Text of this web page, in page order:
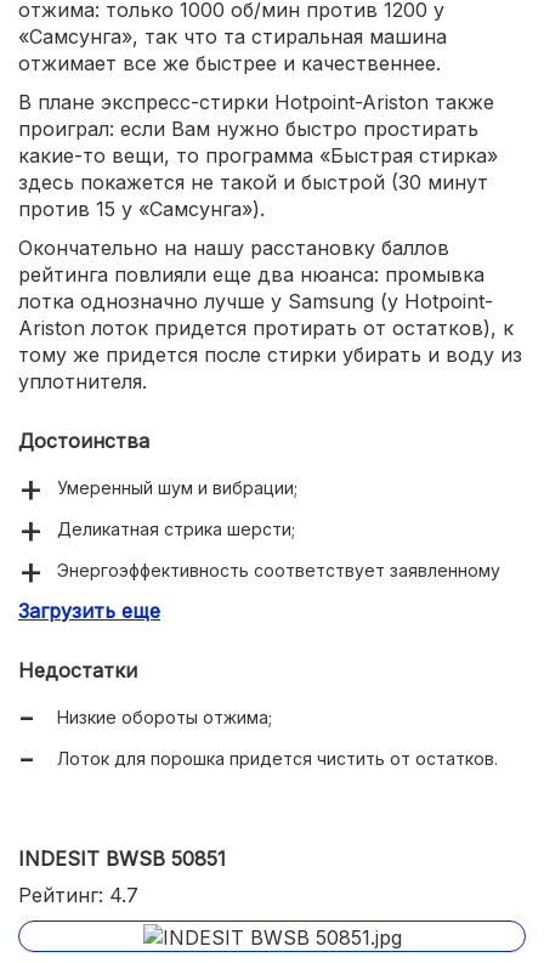
отжима: только 1000 об/мин против 1200 у
«Самсунга», так что та стиральная машина
отжимает все же быстрее и качественнее.
В плане экспресс-стирки Hotpoint-Ariston также
проиграл: если Вам нужно быстро простирать
какие-то вещи, то программа «Быстрая стирка»
здесь покажется не такой и быстрой (30 минут
против 15 у «Самсунга»).
Окончательно на нашу расстановку баллов
рейтинга повлияли еще два нюанса: промывка
лотка однозначно лучше у Samsung (у Hotpoint-
Ariston лоток придется протирать от остатков), к
тому же придется после стирки убирать и воду из
уплотнителя.
Достоинства
Умеренный шум и вибрации;
Деликатная стрика шерсти;
Энергоэффективность соответствует заявленному
Загрузить еще
Недостатки
Низкие обороты отжима;
Лоток для порошка придется чистить от остатков.
INDESIT BWSB 50851
Рейтинг: 4.7